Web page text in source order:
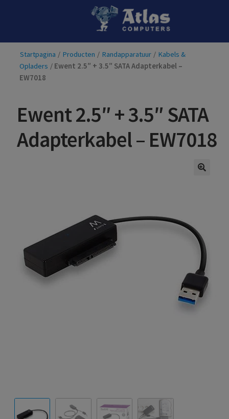
Ga
naar
navigatie
Ga
inhoud
Startpagina / Producten / Randapparatuur / Kabels &
Opladers / Ewent 2.5″ + 3.5″ SATA Adapterkabel –
EW7018
Ewent 2.5″ + 3.5″ SATA
Adapterkabel – EW7018